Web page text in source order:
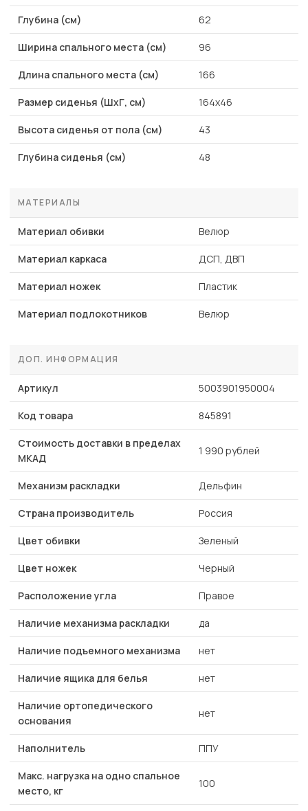
Глубина (см) 62
Ширина спального места (см) 96
Длина спального места (см) 166
Размер сиденья (ШхГ, см) 164x46
Высота сиденья от пола (см) 43
Глубина сиденья (см) 48
МАТЕРИАЛЫ
Материал обивки Велюр
Материал каркаса ДСП, ДВП
Материал ножек Пластик
Материал подлокотников Велюр
ДОП. ИНФОРМАЦИЯ
Артикул 5003901950004
Код товара 845891
Стоимость доставки в пределах
МКАД
1 990 рублей
Механизм раскладки Дельфин
Страна производитель Россия
Цвет обивки Зеленый
Цвет ножек Черный
Расположение угла Правое
Наличие механизма раскладки да
Наличие подъемного механизма нет
Наличие ящика для белья нет
Наличие ортопедического
основания
нет
Наполнитель ППУ
Макс. нагрузка на одно спальное
место, кг
100